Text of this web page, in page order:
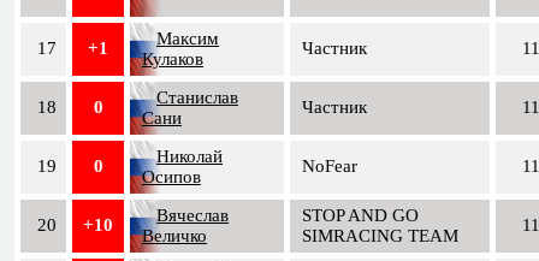
17 +1
Максим
Кулаков
Частник 11
18 0
Станислав
Сани
Частник 11
19 0
Николай
Осипов
NoFear 11
20 +10
Вячеслав
Величко
STOP AND GO
SIMRACING TEAM
11